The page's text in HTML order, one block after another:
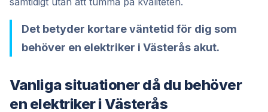
Det betyder kortare väntetid för dig som
behöver en elektriker i Västerås akut.
Vanliga situationer då du behöver
en elektriker i Västerås